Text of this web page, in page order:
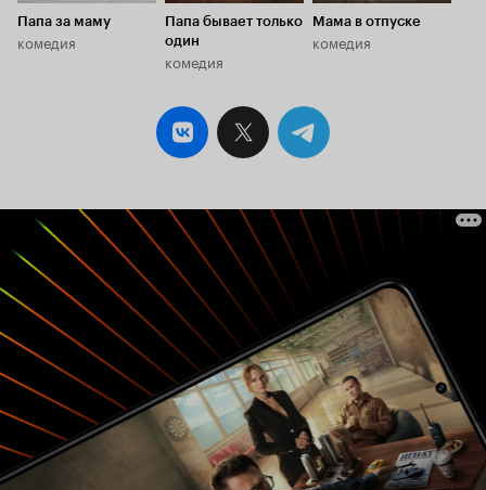
Папа за маму
комедия
Папа бывает только
один
комедия
Мама в отпуске
комедия